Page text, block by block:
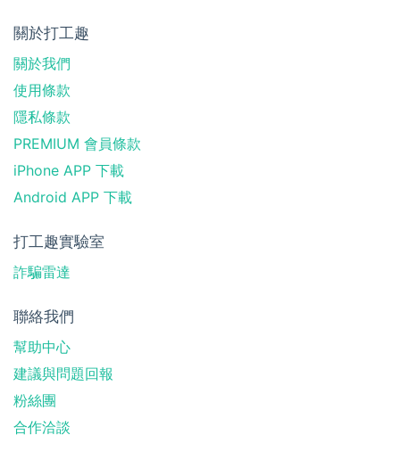
關於打工趣
關於我們
使用條款
隱私條款
PREMIUM 會員條款
iPhone APP 下載
Android APP 下載
打工趣實驗室
詐騙雷達
聯絡我們
幫助中心
建議與問題回報
粉絲團
合作洽談